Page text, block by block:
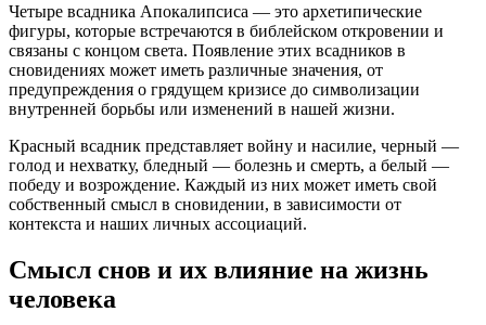
Четыре всадника Апокалипсиса — это архетипические
фигуры, которые встречаются в библейском откровении и
связаны с концом света. Появление этих всадников в
сновидениях может иметь различные значения, от
предупреждения о грядущем кризисе до символизации
внутренней борьбы или изменений в нашей жизни.
Красный всадник представляет войну и насилие, черный —
голод и нехватку, бледный — болезнь и смерть, а белый —
победу и возрождение. Каждый из них может иметь свой
собственный смысл в сновидении, в зависимости от
контекста и наших личных ассоциаций.
Смысл снов и их влияние на жизнь
человека